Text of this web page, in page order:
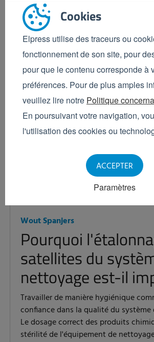
Cookies
Elpress utilise des traceurs ou
fonctionnement de son site, pour
pour que le contenu corresponde à
préférences. Pour de plus amples
veuillez lire notre Politique
En poursuivant votre navigation,
l'utilisation des cookies ou
Paramètres
ACCEPTER
Tout au long du processus de
nettoyage approfondi de tous les
extrêmement important. En tant
pouvez jouer un grand rôle à ce
en...
En savoir plus
Wout Spanjers
Pourquoi
satellites du
nettoyage est-il
Travailler de manière hygiénique
confiance dans la qualité du
Le dosage correct des produits
stérilité de l'équipement de